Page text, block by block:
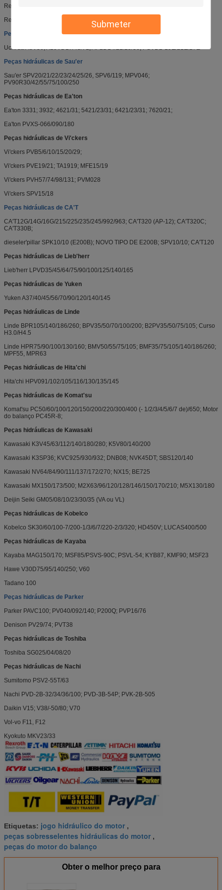
Submeter
Rexroth A11V (L) O50/60/75/95/130/145/160/190/250/260
Rexroth A11VG50
Peças hidráulicas de Uchi'da
Uchi'da A8V86; A10VD17/43/71; AP2D14/21/25/36; PSVD2-19E/21E/27E
Peças hidráulicas de Sau'er
Sau'er SPV20/21/22/23/24/25/26, SPV6/119; MPV046;
PV90R30/42/55/75/100/250
Peças hidráulicas de Ea'ton
Ea'ton 3331; 3932; 4621/31; 5421/23/31; 6421/23/31; 7620/21;
Ea'ton PVXS-066/090/180
Peças hidráulicas de Vi'ckers
Vi'ckers PVB5/6/10/15/20/29;
Vi'ckers PVE19/21; TA1919; MFE15/19
Vi'ckers PVH57/74/98/131; PVM028
Vi'ckers SPV15/18
Peças hidráulicas de CA'T
CA'T12G/14G/16G/215/225/235/245/992/963; CA'T320 (AP-12); CA'T320C;
CA'T330B;
dieseler'pillar SPK10/10 (E200B); NOVO TIPO DE E200B; SPV10/10; CA'T120
Peças hidráulicas de Lieb'herr
Lieb'herr LPVD35/45/64/75/90/100/125/140/165
Peças hidráulicas de Yuken
Yuken A37/40/45/56/70/90/120/140/145
Peças hidráulicas de Linde
Linde BPR105/140/186/260; BPV35/50/70/100/200; B2PV35/50/75/105; Curso
H3.0/H4.5
Linde HPR75/90/100/130/160; BMV50/55/75/105; BMF35/75/105/140/186/260;
MPF55, MPR63
Peças hidráulicas de Hita'chi
Hita'chi HPV091/102/105/116/130/135/145
Peças hidráulicas de Komat'su
Komat'su PC50/60/100/120/150/200/220/300/400 (- 1/2/3/4/5/6/7 de)/650; Motor
do balanço PC45R-8;
Peças hidráulicas de Kawasaki
Kawasaki K3V45/63/112/140/180/280; K5V80/140/200
Kawasaki K3SP36; KVC925/930/932; DNB08; NVK45DT; SBS120/140
Kawasaki NV64/84/90/111/137/172/270; NX15; BE725
Kawasaki MX150/173/500; M2X63/96/120/128/146/150/170/210; M5X130/180
Deijin Seiki GM05/08/10/23/30/35 (VA ou VL)
Peças hidráulicas de Kobelco
Kobelco SK30/60/100-7/200-1/3/6/7/220-2/3/320; HD450V; LUCAS400/500
Peças hidráulicas de Kayaba
Kayaba MAG150/170; MSF85/PSVS-90C; PSVL-54; KYB87, KMF90; MSF23
Hawe V30D75/95/140/250; V60
Tadano 100
Peças hidráulicas de Parker
Parker PAVC100; PV040/092/140; P200Q; PVP16/76
Denison PV29/74; PVT38
Peças hidráulicas de Toshiba
Toshiba SG025/04/08/20
Peças hidráulicas de Nachi
Sumitomo PSV2-55T/63
Nachi PVD-2B-32/34/36/100; PVD-3B-54P; PVK-2B-505
Daikin V15; V38/-50/80; V70
Vol-vo F11, F12
Kyokuto MKV23/33
Etiquetas: jogo hidráulico do motor ,
peças sobresselentes hidráulicas do motor ,
peças do motor do balanço
Obter o melhor preço para